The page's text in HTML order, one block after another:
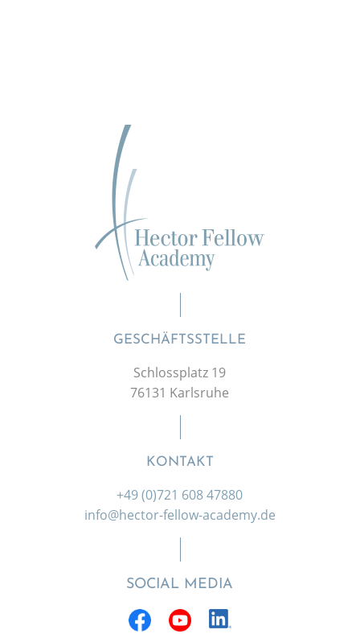
GESCHÄFTSSTELLE
Schlossplatz 19
76131 Karlsruhe
KONTAKT
+49 (0)721 608 47880
info@hector-fellow-academy.de
SOCIAL MEDIA